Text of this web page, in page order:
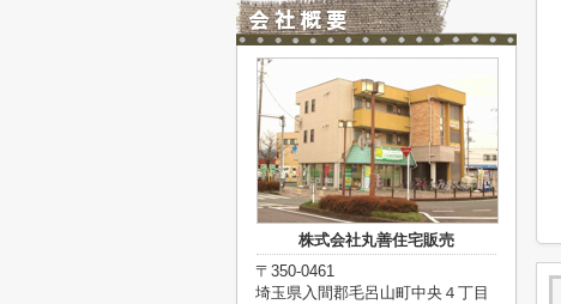
株式会社丸善住宅販売
〒350-0461
埼玉県入間郡毛呂山町中央４丁目